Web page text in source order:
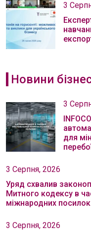
3
Новини
3
для
3 Серпня, 2026
Уряд схвалив
Митного кодексу в
міжнародних посилок
3 Серпня, 2026